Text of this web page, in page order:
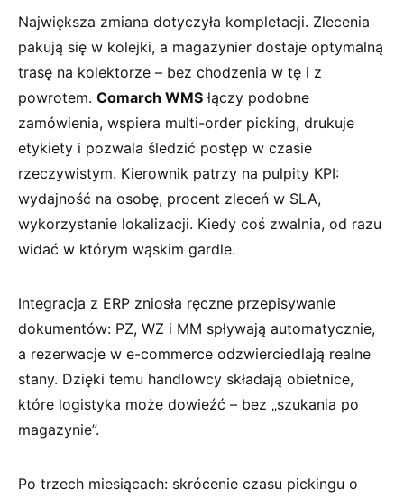
Największa zmiana dotyczyła kompletacji. Zlecenia
pakują się w kolejki, a magazynier dostaje optymalną
trasę na kolektorze – bez chodzenia w tę i z
powrotem. Comarch WMS łączy podobne
zamówienia, wspiera multi-order picking, drukuje
etykiety i pozwala śledzić postęp w czasie
rzeczywistym. Kierownik patrzy na pulpity KPI:
wydajność na osobę, procent zleceń w SLA,
wykorzystanie lokalizacji. Kiedy coś zwalnia, od razu
widać w którym wąskim gardle.
Integracja z ERP zniosła ręczne przepisywanie
dokumentów: PZ, WZ i MM spływają automatycznie,
a rezerwacje w e-commerce odzwierciedlają realne
stany. Dzięki temu handlowcy składają obietnice,
które logistyka może dowieźć – bez „szukania po
magazynie”.
Po trzech miesiącach: skrócenie czasu pickingu o